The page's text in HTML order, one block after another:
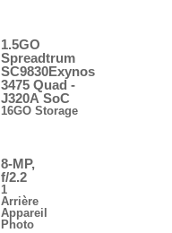
1.5GO
Spreadtrum
SC9830Exynos
3475 Quad -
J320A SoC
16GO Storage
8-MP,
f/2.2
1
Arrière
Appareil
Photo